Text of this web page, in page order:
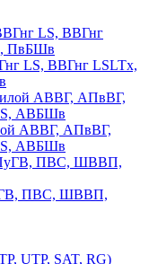
LS, ВВГнг LSLTx,
АВВГ, АПвВГ,
АВБШв
ПВС, ШВВП,